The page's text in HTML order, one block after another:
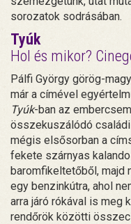
sorozatok sodrásában.
Tyúk
Hol és mikor?
Pálfi György görög-
már a címével
Tyúk-ban az
összekuszálódó
mégis elsősorban a
fekete szárnyas
baromfikeltetőből, majd
egy benzinkútra, ahol
arra járó rókával is meg
rendőrök közötti